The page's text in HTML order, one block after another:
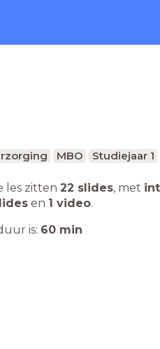
MBO Studiejaar 1
les zitten 22 slides, met
en 1 video.
is: 60 min